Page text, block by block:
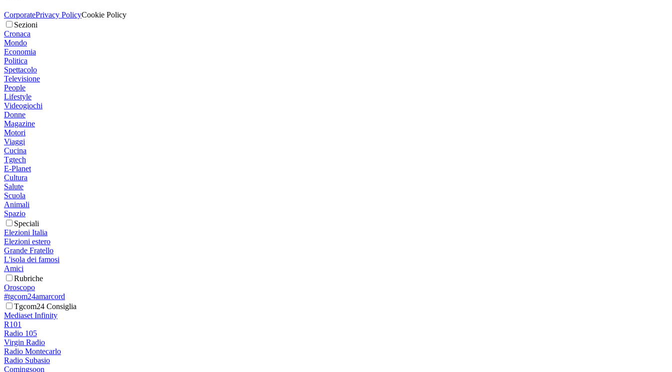
CorporatePrivacy PolicyCookie Policy
Sezioni
Cronaca
Mondo
Economia
Politica
Spettacolo
Televisione
People
Lifestyle
Videogiochi
Donne
Magazine
Motori
Viaggi
Cucina
Tgtech
E-Planet
Cultura
Salute
Scuola
Animali
Spazio
Speciali
Elezioni Italia
Elezioni estero
Grande Fratello
L'isola dei famosi
Amici
Rubriche
Oroscopo
#tgcom24amarcord
Tgcom24 Consiglia
Mediaset Infinity
R101
Radio 105
Virgin Radio
Radio Montecarlo
Radio Subasio
Comingsoon